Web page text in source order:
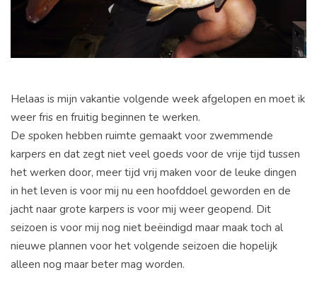
Helaas is mijn vakantie volgende week afgelopen en moet ik
weer fris en fruitig beginnen te werken.
De spoken hebben ruimte gemaakt voor zwemmende
karpers en dat zegt niet veel goeds voor de vrije tijd tussen
het werken door, meer tijd vrij maken voor de leuke dingen
in het leven is voor mij nu een hoofddoel geworden en de
jacht naar grote karpers is voor mij weer geopend. Dit
seizoen is voor mij nog niet beëindigd maar maak toch al
nieuwe plannen voor het volgende seizoen die hopelijk
alleen nog maar beter mag worden.